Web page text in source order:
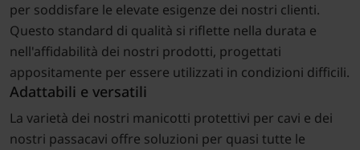
per soddisfare le elevate esigenze dei nostri clienti.
Questo standard di qualità si riflette nella durata e
nell'affidabilità dei nostri prodotti, progettati
appositamente per essere utilizzati in condizioni difficili.
Adattabili e versatili
La varietà dei nostri manicotti protettivi per cavi e dei
nostri passacavi offre soluzioni per quasi tutte le